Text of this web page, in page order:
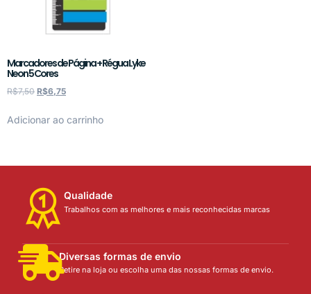
Marcadores de Página + Régua Lyke
Neon 5 Cores
R$7,50 R$6,75
Adicionar ao carrinho
Qualidade
Trabalhos com as melhores e mais reconhecidas marcas
Diversas formas de envio
Retire na loja ou escolha uma das nossas formas de envio.